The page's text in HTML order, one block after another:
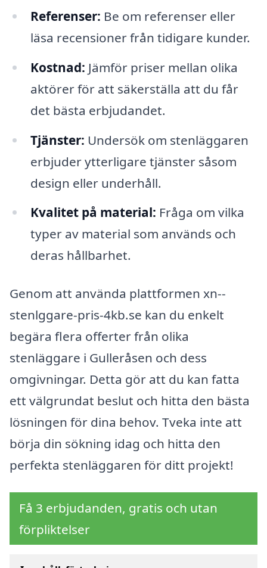
Referenser: Be om referenser eller
läsa recensioner från tidigare kunder.
Kostnad: Jämför priser mellan olika
aktörer för att säkerställa att du får
det bästa erbjudandet.
Tjänster: Undersök om stenläggaren
erbjuder ytterligare tjänster såsom
design eller underhåll.
Kvalitet på material: Fråga om vilka
typer av material som används och
deras hållbarhet.
Genom att använda plattformen xn--
stenlggare-pris-4kb.se kan du enkelt
begära flera offerter från olika
stenläggare i Gulleråsen och dess
omgivningar. Detta gör att du kan fatta
ett välgrundat beslut och hitta den bästa
lösningen för dina behov. Tveka inte att
börja din sökning idag och hitta den
perfekta stenläggaren för ditt projekt!
Få 3 erbjudanden, gratis och utan
förpliktelser